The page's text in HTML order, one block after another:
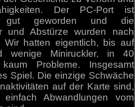
Der PC-Port ist
gut geworden und die
und Abstürze wurden nach
Wir hatten eigentlich, bis auf
wenige Miniruckler, in 40
Probleme. Insgesamt
Spiel. Die einzige Schwäche
auf der Karte sind,
Abwandlungen vom